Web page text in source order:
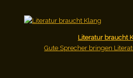
Literatur braucht
Gute Sprecher bringen